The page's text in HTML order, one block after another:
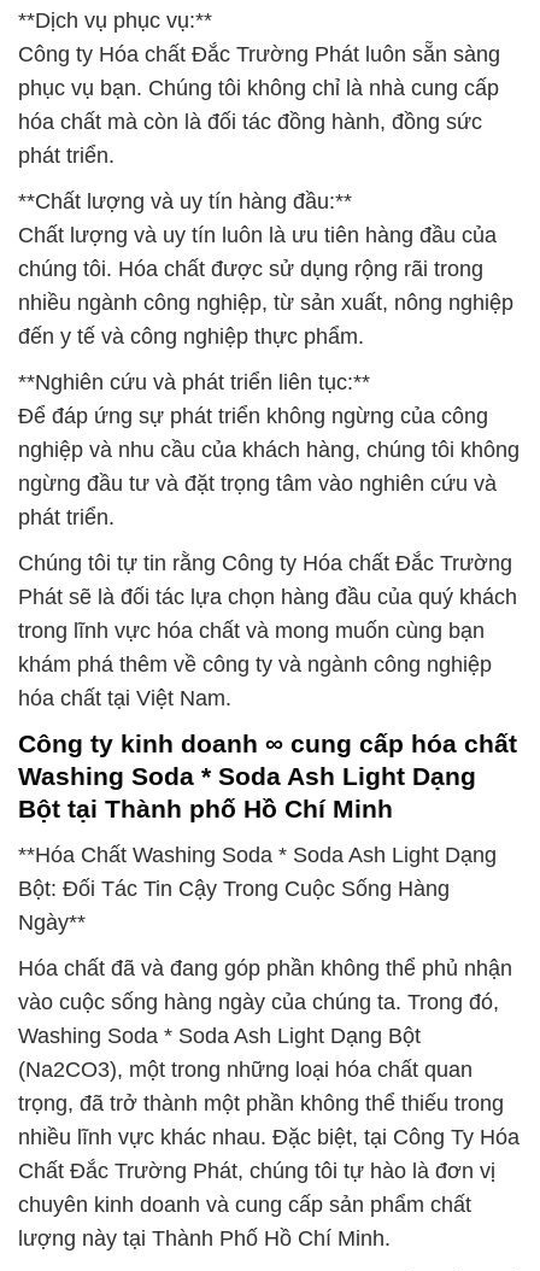
**Dịch vụ phục vụ:**
Công ty Hóa chất Đắc Trường Phát luôn sẵn sàng
phục vụ bạn. Chúng tôi không chỉ là nhà cung cấp
hóa chất mà còn là đối tác đồng hành, đồng sức
phát triển.
**Chất lượng và uy tín hàng đầu:**
Chất lượng và uy tín luôn là ưu tiên hàng đầu của
chúng tôi. Hóa chất được sử dụng rộng rãi trong
nhiều ngành công nghiệp, từ sản xuất, nông nghiệp
đến y tế và công nghiệp thực phẩm.
**Nghiên cứu và phát triển liên tục:**
Để đáp ứng sự phát triển không ngừng của công
nghiệp và nhu cầu của khách hàng, chúng tôi không
ngừng đầu tư và đặt trọng tâm vào nghiên cứu và
phát triển.
Chúng tôi tự tin rằng Công ty Hóa chất Đắc Trường
Phát sẽ là đối tác lựa chọn hàng đầu của quý khách
trong lĩnh vực hóa chất và mong muốn cùng bạn
khám phá thêm về công ty và ngành công nghiệp
hóa chất tại Việt Nam.
Công ty kinh doanh ∞ cung cấp hóa chất
Washing Soda * Soda Ash Light Dạng
Bột tại Thành phố Hồ Chí Minh
**Hóa Chất Washing Soda * Soda Ash Light Dạng
Bột: Đối Tác Tin Cậy Trong Cuộc Sống Hàng
Ngày**
Hóa chất đã và đang góp phần không thể phủ nhận
vào cuộc sống hàng ngày của chúng ta. Trong đó,
Washing Soda * Soda Ash Light Dạng Bột
(Na2CO3), một trong những loại hóa chất quan
trọng, đã trở thành một phần không thể thiếu trong
nhiều lĩnh vực khác nhau. Đặc biệt, tại Công Ty Hóa
Chất Đắc Trường Phát, chúng tôi tự hào là đơn vị
chuyên kinh doanh và cung cấp sản phẩm chất
lượng này tại Thành Phố Hồ Chí Minh.